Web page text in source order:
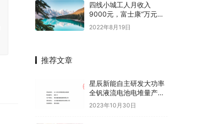
四线小城工人月收入
9000元，富士康“万元抢
人”你会考虑去工厂工作吗
2022年8月19日
推荐文章
星辰新能自主研发大功率
全钒液流电池电堆量产下
线 通过中国电科院认证测
2023年10月30日